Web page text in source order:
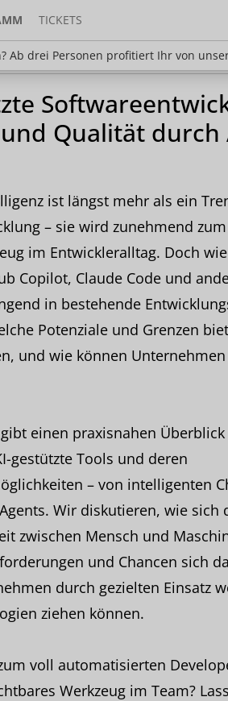
TICKETS
Ab drei Personen profitiert Ihr von
drei Personen profitiert Ihr von
Qualität durch
ist längst mehr als ein
– sie wird zunehmend zum
im Entwickleralltag. Doch
Copilot, Claude Code und
in bestehende
Potenziale und Grenzen
und wie können
einen praxisnahen
gestützte Tools und deren
– von intelligenten
Wir diskutieren, wie sich
zwischen Mensch und
und Chancen sich
durch gezielten Einsatz
ziehen können.
voll automatisierten
Werkzeug im Team?